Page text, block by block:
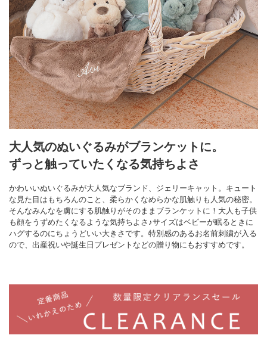
大人気のぬいぐるみがブランケットに。
ずっと触っていたくなる気持ちよさ
かわいいぬいぐるみが大人気なブランド、ジェリーキャット。キュート
な見た目はもちろんのこと、柔らかくなめらかな肌触りも人気の秘密。
そんなみんなを虜にする肌触りがそのままブランケットに！大人も子供
も顔をうずめたくなるような気持ちよさ♪サイズはベビーが眠るときに
ハグするのにちょうどいい大きさです。特別感のあるお名前刺繍が入る
ので、出産祝いや誕生日プレゼントなどの贈り物にもおすすめです。